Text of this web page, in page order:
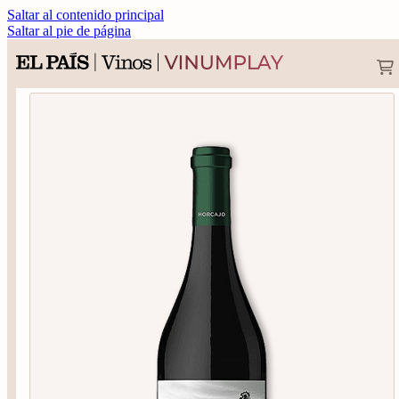
Saltar al contenido principal
Saltar al pie de página